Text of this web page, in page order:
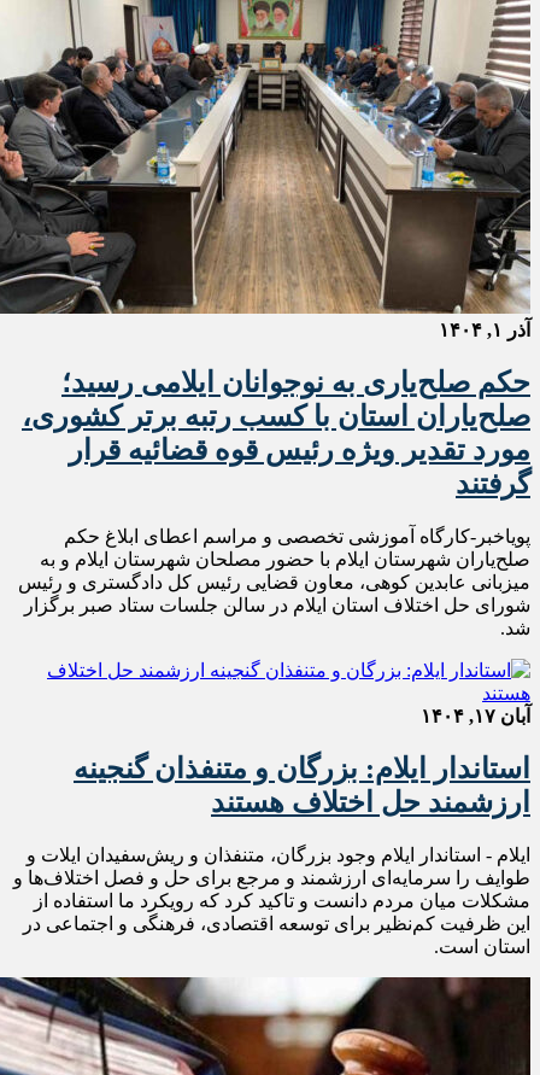
آذر ۱, ۱۴۰۴
حکم صلح‌یاری به نوجوانان ایلامی رسید؛
صلح‌یاران استان با کسب رتبه برتر کشوری،
مورد تقدیر ویژه رئیس قوه قضائیه قرار
گرفتند
پویاخبر-کارگاه آموزشی تخصصی و مراسم اعطای ابلاغ حکم
صلح‌یاران شهرستان ایلام با حضور مصلحان شهرستان ایلام و به
میزبانی عابدین کوهی، معاون قضایی رئیس کل دادگستری و رئیس
شورای حل اختلاف استان ایلام در سالن جلسات ستاد صبر برگزار
شد.
آبان ۱۷, ۱۴۰۴
استاندار ایلام: بزرگان و متنفذان گنجینه
ارزشمند حل اختلاف هستند
ایلام - استاندار ایلام وجود بزرگان، متنفذان و ریش‌سفیدان ایلات و
طوایف را سرمایه‌ای ارزشمند و مرجع برای حل و فصل اختلاف‌ها و
مشکلات میان مردم دانست و تاکید کرد که رویکرد ما استفاده از
این ظرفیت کم‌نظیر برای توسعه اقتصادی، فرهنگی و اجتماعی در
استان است.